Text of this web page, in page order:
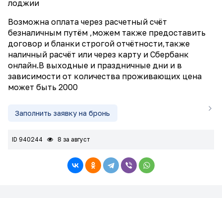
лоджии
Возможна оплата через расчетный счёт
безналичным путём ,можем также предоставить
договор и бланки строгой отчётности,также
наличный расчёт или через карту и Сбербанк
онлайн.В выходные и праздничные дни и в
зависимости от количества проживающих цена
может быть 2000
Заполнить заявку на бронь
ID 940244 8 за август